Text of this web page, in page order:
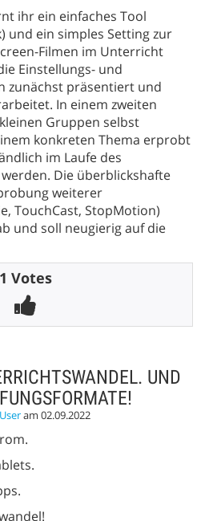
ihr ein einfaches Tool
und ein simples Setting zur
Filmen im Unterricht
Einstellungs- und
zunächst präsentiert und
In einem zweiten
Gruppen selbst
konkreten Thema erprobt
im Laufe des
Die überblickshafte
weiterer
TouchCast, StopMotion)
und soll neugierig auf die
1 Votes
UND
am 02.09.2022